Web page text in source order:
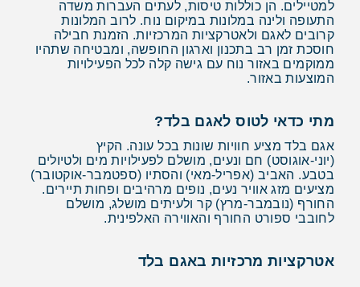
למטיילים. הן כוללות טיסות, לעתים העברות משדה
התעופה ולינה במלונות במיקום נוח. לרוב המלונות
קרובים לאגם ולאטרקציות המרכזיות. הזמנת חבילה
חוסכת זמן רב בתכנון וארגון החופשה, ומבטיחה שתהיו
ממוקמים באזור נוח עם גישה קלה לכל הפעילויות
המוצעות באזור.
מתי כדאי לטוס לאגם בלד?
אגם בלד מציע חוויות שונות בכל עונה. הקיץ
(יוני-אוגוסט) חם ונעים, מושלם לפעילויות מים ולטיולים
בטבע. האביב (אפריל-מאי) והסתיו (ספטמבר-אוקטובר)
מציעים מזג אוויר נעים, נופים מרהיבים ופחות תיירים.
החורף (נובמבר-מרץ) קר ולעיתים מושלג, מושלם
לחובבי ספורט החורף והאווירה האלפינית.
אטרקציות מרכזיות באגם בלד